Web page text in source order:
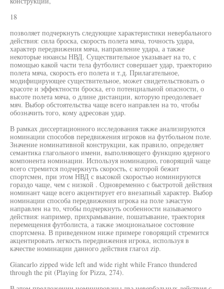
18
позволяет подчеркнуть следующие характеристики невербального
действия: сила броска, скорость полета мяча, точность удара,
характер передвижения мяча, направление удара, а также
некоторые нюансы НВД. Существительное указывает на то, с
помощью какой части тела футболист совершает удар, траекторию
полета мяча, скорость его полета и т.д. Прилагательное,
модифицирующее существительное, может свидетельствовать о
красоте и эффектности броска, его потенциальной опасности, о
высоте полета мяча, о длине дистанции, которую преодолевает
мяч. Выбор обстоятельства чаще всего направлен на то, чтобы
обозначить того, кому адресован удар.
В рамках диссертационного исследования также анализируются
номинации способов передвижения игроков на футбольном поле.
Значение номинативной конструкции, как правило, определяет
семантика глагольного имени, выполняющего функцию ядерного
компонента номинации. Используя номинацию, говорящий чаще
всего стремится подчеркнуть скорость, с которой бежит
спортсмен, при этом НВД с высокой скоростью номинируются
гораздо чаще, чем с низкой . Одновременно с быстротой действия
номинант чаще всего акцентирует его внезапный характер. Выбор
номинации способа передвижения игрока на поле зачастую
направлен на то, чтобы подчеркнуть особенности называемого
действия: например, прихрамывание, пошатывание, траектория
перемещения футболиста, а также эмоциональное состояние
спортсмена. В приведенном ниже примере говорящий стремится
акцентировать легкость передвижения игрока, используя в
качестве номинации данного действия глагол zip.
Giancarlo zipped wide left and wide right while Franco thundered
through the pit (Playing for Pizza, 274).